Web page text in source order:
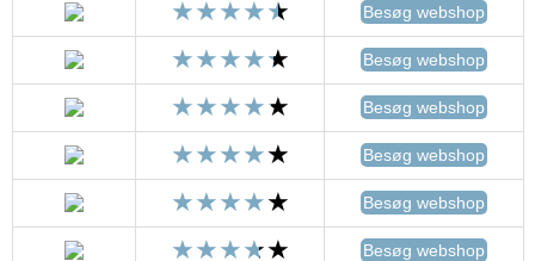
Besøg webshop
Besøg webshop
Besøg webshop
Besøg webshop
Besøg webshop
Besøg webshop